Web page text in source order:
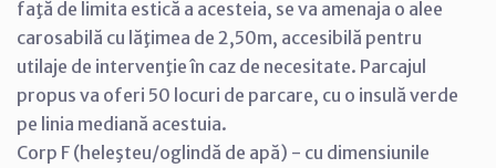
faţă de limita estică a acesteia, se va amenaja o alee
carosabilă cu lăţimea de 2,50m, accesibilă pentru
utilaje de intervenţie în caz de necesitate. Parcajul
propus va oferi 50 locuri de parcare, cu o insulă verde
pe linia mediană acestuia.
Corp F (heleşteu/oglindă de apă) - cu dimensiunile